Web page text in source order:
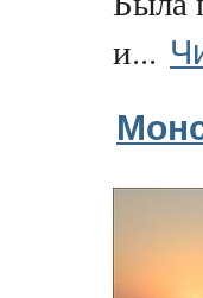
и...